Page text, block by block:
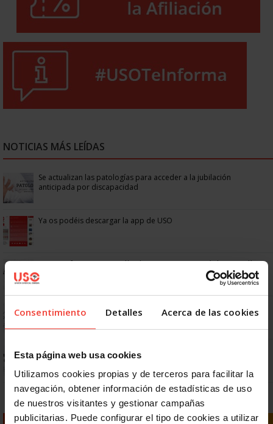
Consentimiento Detalles Acerca de las cookies
Esta página web usa cookies
Utilizamos cookies propias y de terceros para facilitar la
navegación, obtener información de estadísticas de uso
de nuestros visitantes y gestionar campañas
publicitarias. Puede configurar el tipo de cookies a utilizar
NOTICIAS MÁS LEÍDAS
Se actualizan las patologías para acceder a la jubilación
anticipada por discapacidad
Ya os podéis descargar la app de USO
No: si un festivo cae en sábado, no tienen por qué darte un día
libre
Dudas frecuentes sobre las vacaciones
Prepara gratis con USO las oposiciones a AGE, Seguridad Social y
Correos